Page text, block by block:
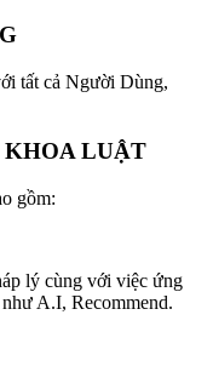
tất cả Người Dùng,
KHOA LUẬT
gồm:
lý cùng với việc ứng
A.I, Recommend.